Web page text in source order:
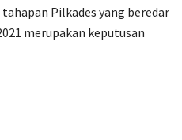
Pilkades yang beredar
merupakan keputusan